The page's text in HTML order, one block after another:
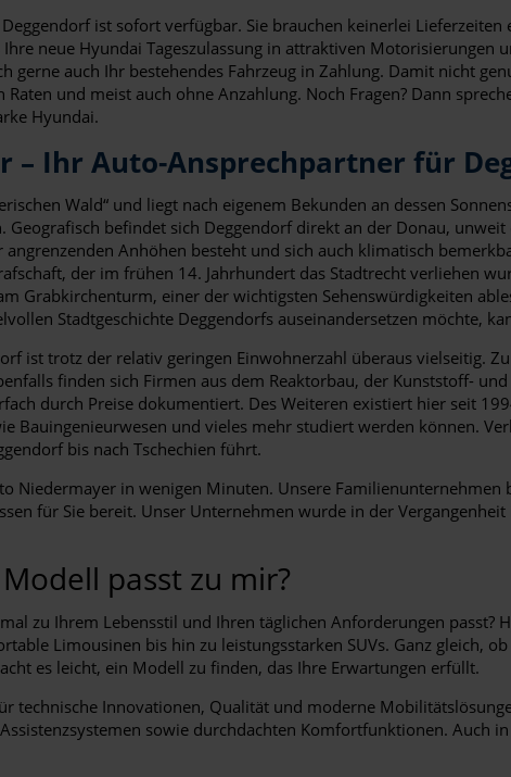
Deggendorf ist sofort verfügbar. Sie brauchen keinerlei
neue Hyundai Tageszulassung in attraktiven
gerne auch Ihr bestehendes Fahrzeug in Zahlung. Damit nicht
und meist auch ohne Anzahlung. Noch Fragen? Dann
Hyundai.
– Ihr Auto-Ansprechpartner für
Wald“ und liegt nach eigenem Bekunden an dessen
Geografisch befindet sich Deggendorf direkt an der Donau,
Anhöhen besteht und sich auch klimatisch
der im frühen 14. Jahrhundert das Stadtrecht verliehen
Grabkirchenturm, einer der wichtigsten Sehenswürdigkeiten
Stadtgeschichte Deggendorfs auseinandersetzen möchte,
ist trotz der relativ geringen Einwohnerzahl überaus vielseitig.
finden sich Firmen aus dem Reaktorbau, der Kunststoff-
durch Preise dokumentiert. Des Weiteren existiert hier seit
Bauingenieurwesen und vieles mehr studiert werden können.
bis nach Tschechien führt.
Niedermayer in wenigen Minuten. Unsere
für Sie bereit. Unser Unternehmen wurde in der
passt zu mir?
zu Ihrem Lebensstil und Ihren täglichen Anforderungen
Limousinen bis hin zu leistungsstarken SUVs. Ganz gleich,
es leicht, ein Modell zu finden, das Ihre Erwartungen erfüllt.
technische Innovationen, Qualität und moderne
sowie durchdachten Komfortfunktionen. Auch